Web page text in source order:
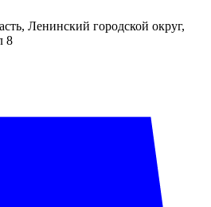
Ленинский городской округ,
8